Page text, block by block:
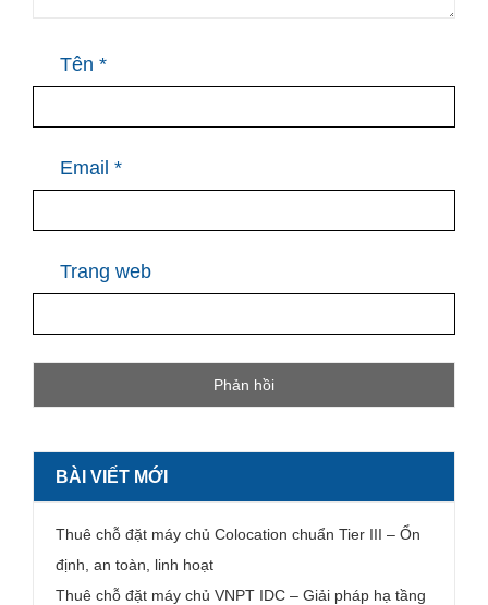
Tên *
Email *
Trang web
BÀI VIẾT MỚI
Thuê chỗ đặt máy chủ Colocation chuẩn Tier III – Ổn
định, an toàn, linh hoạt
Thuê chỗ đặt máy chủ VNPT IDC – Giải pháp hạ tầng